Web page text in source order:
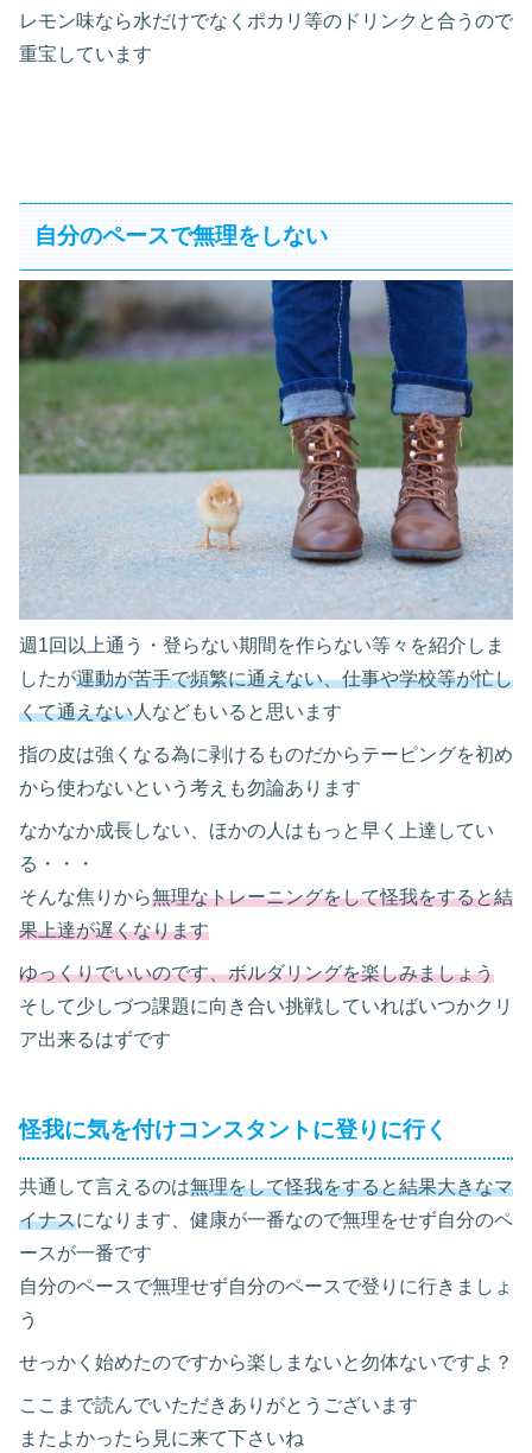
レモン味なら水だけでなくポカリ等のドリンクと合うので
重宝しています
自分のペースで無理をしない
週1回以上通う・登らない期間を作らない等々を紹介しま
したが運動が苦手で頻繁に通えない、仕事や学校等が忙し
くて通えない 人などもいると思います
指の皮は強くなる為に剥けるものだからテーピングを初め
から使わないという考えも勿論あります
なかなか成長しない、ほかの人はもっと早く上達してい
る・・・
そんな焦りから無理なトレーニングをして怪我をすると結
果上達が遅くなります
ゆっくりでいいのです、ボルダリングを楽しみましょう
そして少しづつ課題に向き合い挑戦していればいつかクリ
ア出来るはずです
怪我に気を付けコンスタントに登りに行く
共通して言えるのは無理をして怪我をすると結果大きなマ
イナスになります、健康が一番なので無理をせず自分のペ
ースが一番です
自分のペースで無理せず自分のペースで登りに行きましょ
う
せっかく始めたのですから楽しまないと勿体ないですよ？
ここまで読んでいただきありがとうございます
またよかったら見に来て下さいね